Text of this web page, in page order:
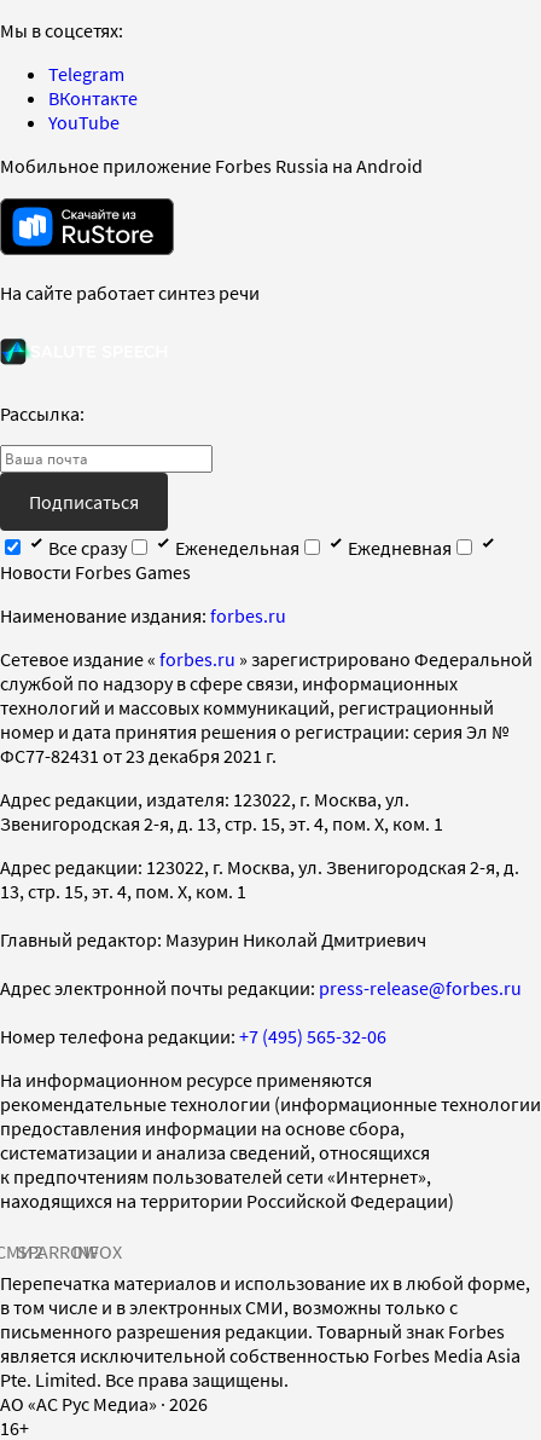
Мы в соцсетях:
Telegram
ВКонтакте
YouTube
Мобильное приложение Forbes Russia на Android
На сайте работает синтез речи
Рассылка:
Подписаться
Все сразу
Еженедельная
Ежедневная
Новости Forbes Games
Наименование издания: forbes.ru
Cетевое издание « forbes.ru » зарегистрировано Федеральной
службой по надзору в сфере связи, информационных
технологий и массовых коммуникаций, регистрационный
номер и дата принятия решения о регистрации: серия Эл №
ФС77-82431 от 23 декабря 2021 г.
Адрес редакции, издателя: 123022, г. Москва, ул.
Звенигородская 2-я, д. 13, стр. 15, эт. 4, пом. X, ком. 1
Адрес редакции: 123022, г. Москва, ул. Звенигородская 2-я, д.
13, стр. 15, эт. 4, пом. X, ком. 1
Главный редактор: Мазурин Николай Дмитриевич
Адрес электронной почты редакции: press-release@forbes.ru
Номер телефона редакции: +7 (495) 565-32-06
На информационном ресурсе применяются
рекомендательные технологии (информационные технологии
предоставления информации на основе сбора,
систематизации и анализа сведений, относящихся
к предпочтениям пользователей сети «Интернет»,
находящихся на территории Российской Федерации)
SPARROWINFOX
Перепечатка материалов и использование их в любой форме,
в том числе и в электронных СМИ, возможны только с
письменного разрешения редакции. Товарный знак Forbes
является исключительной собственностью Forbes Media Asia
Pte. Limited. Все права защищены.
AO «АС Рус Медиа» · 2026
16+